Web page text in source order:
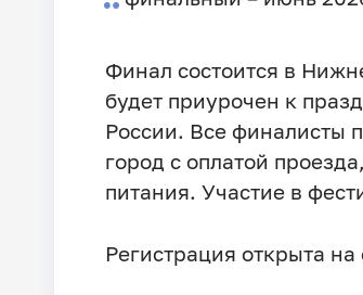
Финал состоится в
будет приурочен к
России. Все финалисты
город с оплатой
питания. Участие в
Регистрация открыта